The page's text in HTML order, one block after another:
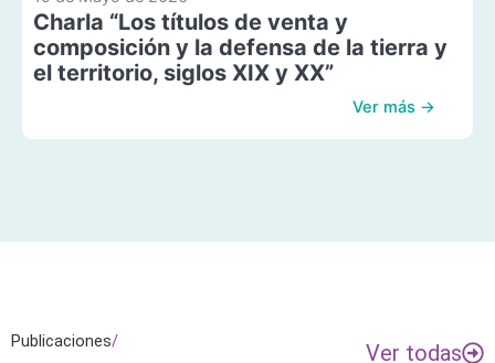
Charla “Los títulos de venta y
composición y la defensa de la tierra y
el territorio, siglos XIX y XX”
Ver más →
Publicaciones/ Ver todas